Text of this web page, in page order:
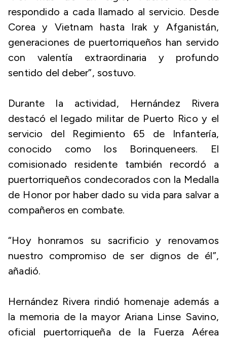
respondido a cada llamado al servicio. Desde
Corea y Vietnam hasta Irak y Afganistán,
generaciones de puertorriqueños han servido
con valentía extraordinaria y profundo
sentido del deber”, sostuvo.
Durante la actividad, Hernández Rivera
destacó el legado militar de Puerto Rico y el
servicio del Regimiento 65 de Infantería,
conocido como los Borinqueneers. El
comisionado residente también recordó a
puertorriqueños condecorados con la Medalla
de Honor por haber dado su vida para salvar a
compañeros en combate.
“Hoy honramos su sacrificio y renovamos
nuestro compromiso de ser dignos de él”,
añadió.
Hernández Rivera rindió homenaje además a
la memoria de la mayor Ariana Linse Savino,
oficial puertorriqueña de la Fuerza Aérea